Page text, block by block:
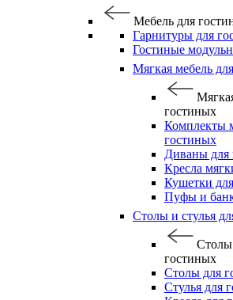
Мебель для
Гарнитуры для
Гостиные
Мягкая мебель
гостиных
Комплекты
гостиных
Диваны для
Кресла
Кушетки
Пуфы и
Столы и стулья
Столы
гостиных
Столы для
Стулья для